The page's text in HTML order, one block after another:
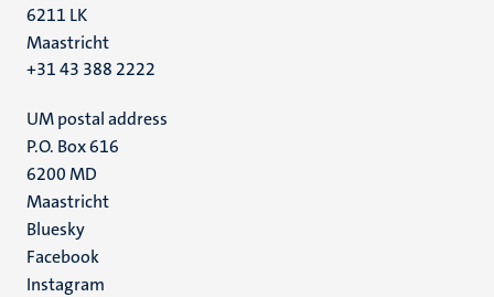
6211 LK
Maastricht
+31 43 388 2222
UM postal address
P.O. Box 616
6200 MD
Maastricht
Social
media
Bluesky
Facebook
Instagram